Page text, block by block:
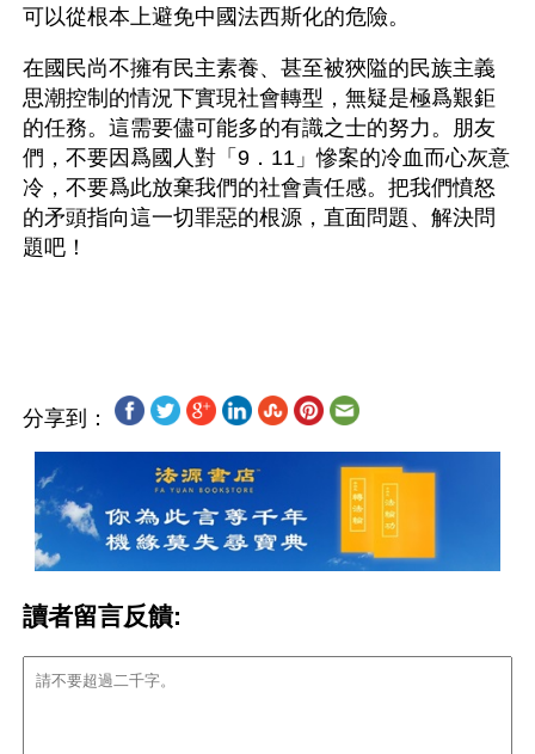
可以從根本上避免中國法西斯化的危險。
在國民尚不擁有民主素養、甚至被狹隘的民族主義
思潮控制的情況下實現社會轉型，無疑是極爲艱鉅
的任務。這需要儘可能多的有識之士的努力。朋友
們，不要因爲國人對「9．11」慘案的冷血而心灰意
冷，不要爲此放棄我們的社會責任感。把我們憤怒
的矛頭指向這一切罪惡的根源，直面問題、解決問
題吧！
分享到：
讀者留言反饋: